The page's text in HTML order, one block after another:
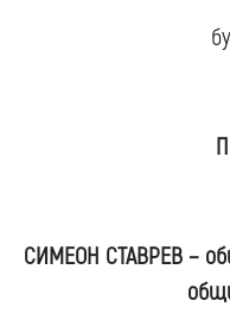
СИМЕОН СТАВРЕВ –